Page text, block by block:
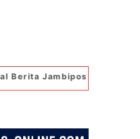
Online. Portal Berita